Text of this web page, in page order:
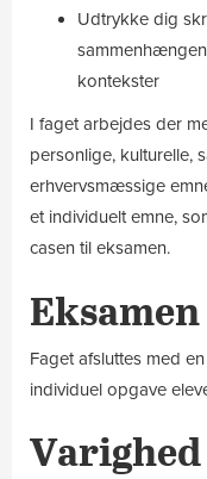
Udtrykke dig
kontekster
I faget arbejdes der
personlige, kulturelle,
erhvervsmæssige
et individuelt emne,
casen til eksamen.
Eksamen
Faget afsluttes med
individuel opgave
Varighed